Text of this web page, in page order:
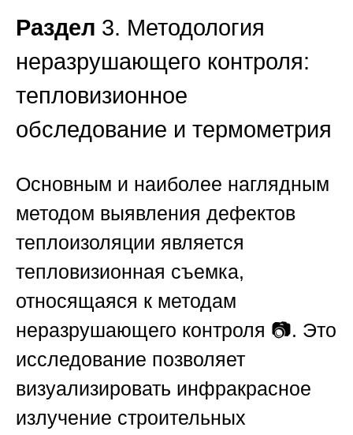
Раздел 3. Методология
неразрушающего контроля:
тепловизионное
обследование и термометрия
Основным и наиболее наглядным
методом выявления дефектов
теплоизоляции является
тепловизионная съемка,
относящаяся к методам
неразрушающего контроля 📷. Это
исследование позволяет
визуализировать инфракрасное
излучение строительных